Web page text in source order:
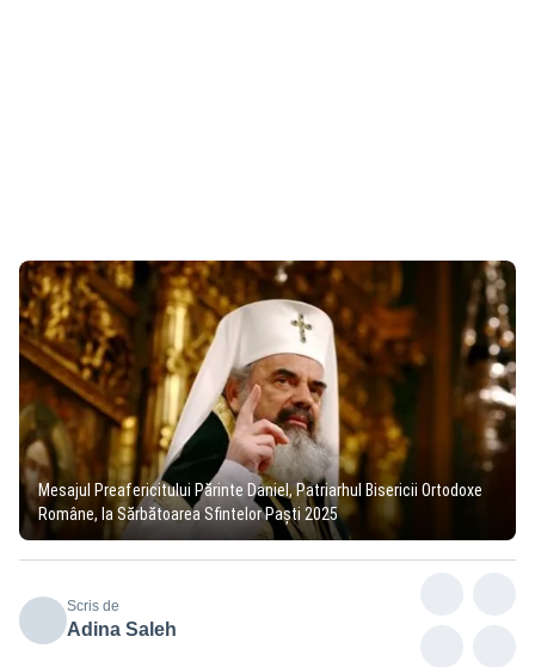
Mesajul Preafericitului Părinte Daniel, Patriarhul Bisericii Ortodoxe
Române, la Sărbătoarea Sfintelor Paști 2025
Scris de
Adina Saleh